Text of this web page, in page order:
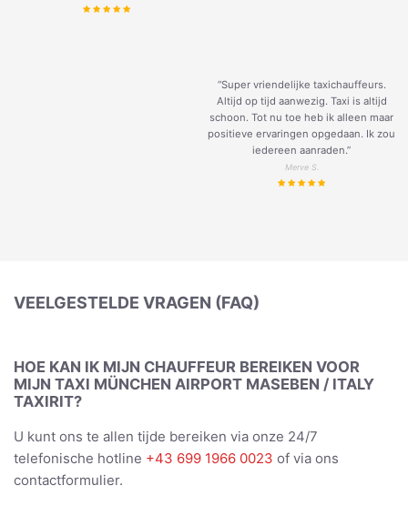
“Super vriendelijke taxichauffeurs.
Altijd op tijd aanwezig. Taxi is altijd
schoon. Tot nu toe heb ik alleen maar
positieve ervaringen opgedaan. Ik zou
iedereen aanraden.”
Merve S.
VEELGESTELDE VRAGEN (FAQ)
HOE KAN IK MIJN CHAUFFEUR BEREIKEN VOOR
MIJN TAXI MÜNCHEN AIRPORT MASEBEN / ITALY
TAXIRIT?
U kunt ons te allen tijde bereiken via onze 24/7
telefonische hotline +43 699 1966 0023 of via ons
contactformulier.